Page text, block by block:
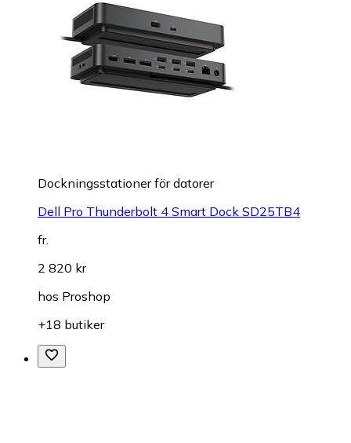
Dockningsstationer för datorer
Dell Pro Thunderbolt 4 Smart Dock SD25TB4
fr.
2 820 kr
hos Proshop
+18 butiker